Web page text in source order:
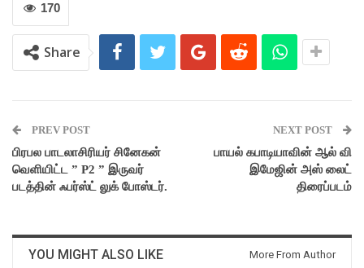
170
Share
PREV POST
பிரபல பாடலாசிரியர் சினேகன்
வெளியிட்ட ” P2 ” இருவர்
படத்தின் ஃபர்ஸ்ட் லுக் போஸ்டர்.
NEXT POST
பாயல் கபாடியாவின் ஆல் வி
இமேஜின் அஸ் லைட்
திரைப்படம்
YOU MIGHT ALSO LIKE More From Author